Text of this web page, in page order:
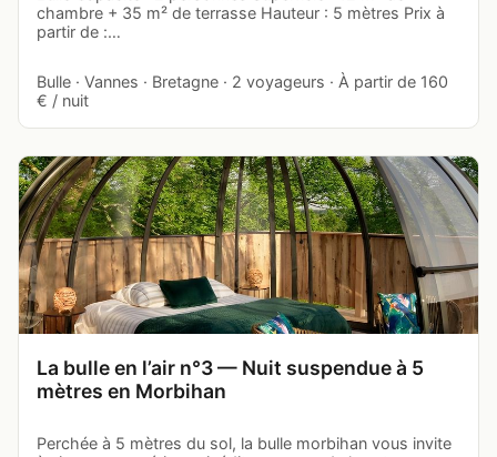
chambre + 35 m² de terrasse Hauteur : 5 mètres Prix à
partir de :…
Bulle · Vannes · Bretagne · 2 voyageurs · À partir de 160
€ / nuit
La bulle en l’air n°3 — Nuit suspendue à 5
mètres en Morbihan
Perchée à 5 mètres du sol, la bulle morbihan vous invite